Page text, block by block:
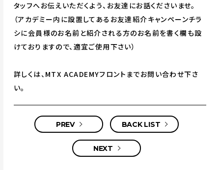
タッフへお伝えいただくよう、お友達にお話くださいませ。
（アカデミー内に設置してあるお友達紹介キャンペーンチラ
シに会員様のお名前と紹介される方のお名前を書く欄も設
けておりますので、適宜ご使用下さい）
詳しくは、MTX ACADEMYフロントまでお問い合わせ下さ
い。
PREV BACK LIST
NEXT